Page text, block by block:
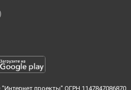
проекты" ОГРН 1147847086870